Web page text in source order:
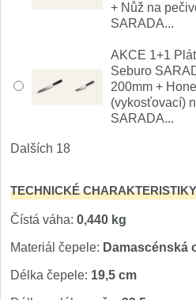
+ Nůž na
SARADA...
AKCE 1+1
Seburo
200mm +
(vykosťovací)
SARADA...
Dalších 18
TECHNICKÉ CHARAKTERISTIKY
Čístá váha: 0,440 kg
Materiál čepele: Damascénská
Délka čepele: 19,5 cm